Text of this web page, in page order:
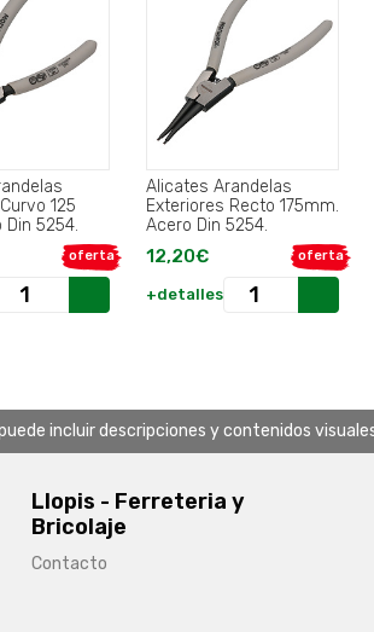
125
5254.
oferta
Alicates Arandelas
Exteriores Recto 175mm.
Acero Din 5254.
oferta
12,20€
+detalles
incluir descripciones y contenidos
Llopis - Ferreteria y
Bricolaje
Contacto